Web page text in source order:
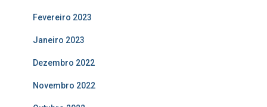
Fevereiro 2023
Janeiro 2023
Dezembro 2022
Novembro 2022